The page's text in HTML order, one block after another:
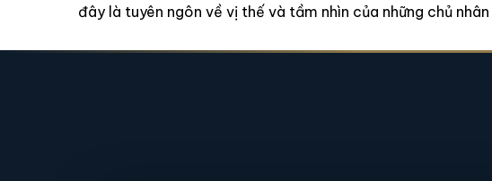
đây là tuyên ngôn về vị thế và tầm nhìn của những chủ